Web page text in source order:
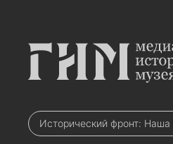
Исторический фронт: